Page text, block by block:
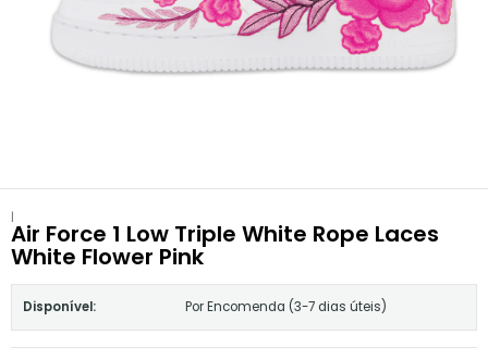
|
Air Force 1 Low Triple White Rope Laces
White Flower Pink
Disponível: Por Encomenda (3-7 dias úteis)